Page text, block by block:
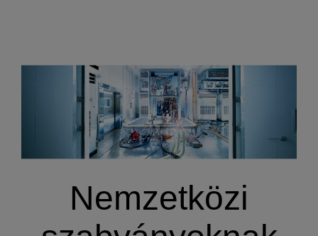
Nemzetközi